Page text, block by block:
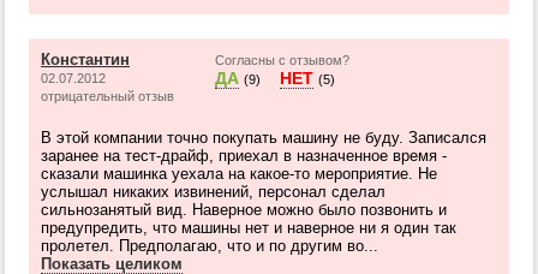
Константин
02.07.2012
отрицательный отзыв
Согласны с отзывом?
ДА (9) НЕТ (5)
В этой компании точно покупать машину не буду. Записался
заранее на тест-драйф, приехал в назначенное время -
сказали машинка уехала на какое-то мероприятие. Не
услышал никаких извинений, персонал сделал
сильнозанятый вид. Наверное можно было позвонить и
предупредить, что машины нет и наверное ни я один так
пролетел. Предполагаю, что и по другим во...
Показать целиком